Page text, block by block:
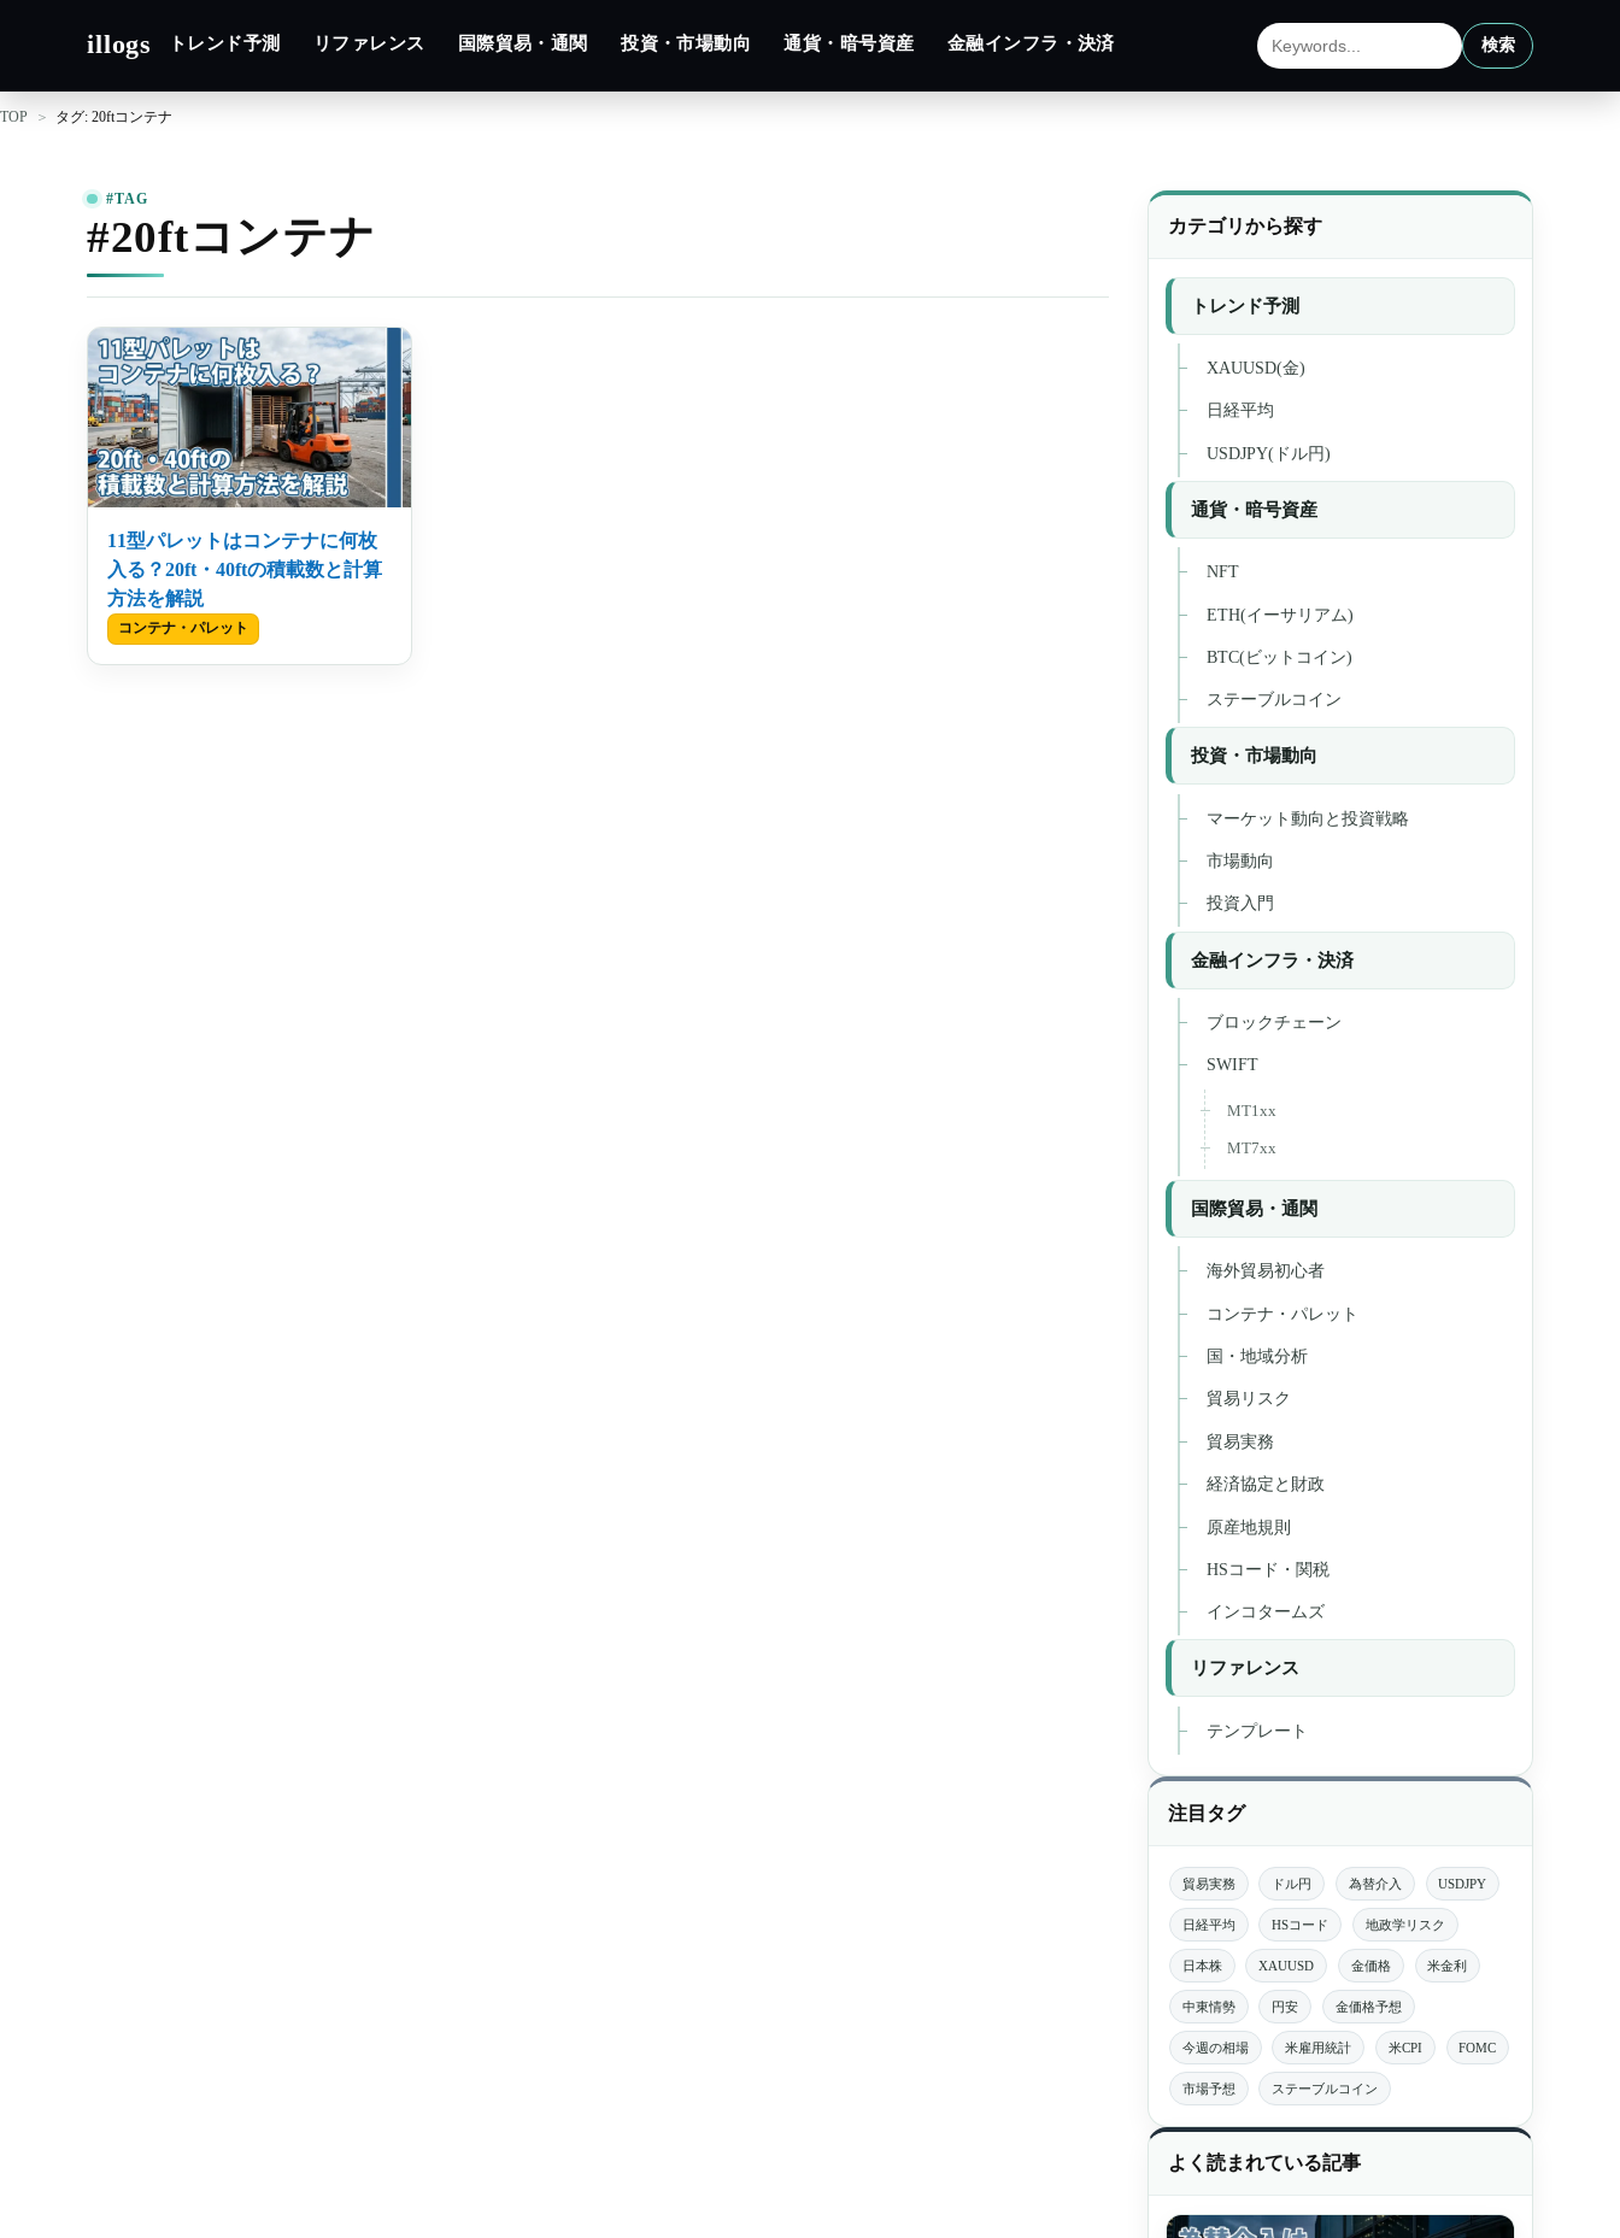
illogs トレンド予測 リファレンス 国際貿易・通関 投資・市場動向 通貨・暗号資産 金融インフラ・決済
サイト内検索 検索
TOP タグ: 20ftコンテナ
#TAG
#20ftコンテナ
11型パレットはコンテナに何枚
入る？20ft・40ftの積載数と計算
方法を解説
コンテナ・パレット
カテゴリから探す
トレンド予測
XAUUSD(金)
日経平均
USDJPY(ドル円)
通貨・暗号資産
NFT
ETH(イーサリアム)
BTC(ビットコイン)
ステーブルコイン
投資・市場動向
マーケット動向と投資戦略
市場動向
投資入門
金融インフラ・決済
ブロックチェーン
SWIFT
MT1xx
MT7xx
国際貿易・通関
海外貿易初心者
コンテナ・パレット
国・地域分析
貿易リスク
貿易実務
経済協定と財政
原産地規則
HSコード・関税
インコタームズ
リファレンス
テンプレート
注目タグ
貿易実務 ドル円 為替介入 USDJPY
日経平均 HSコード 地政学リスク
日本株 XAUUSD 金価格 米金利
中東情勢 円安 金価格予想
今週の相場 米雇用統計 米CPI FOMC
市場予想 ステーブルコイン
よく読まれている記事